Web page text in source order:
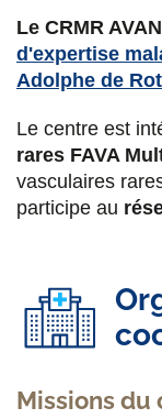
Le CRMR
d'expertise
Adolphe de
Le centre est
rares FAVA
vasculaires
participe au
Missions du